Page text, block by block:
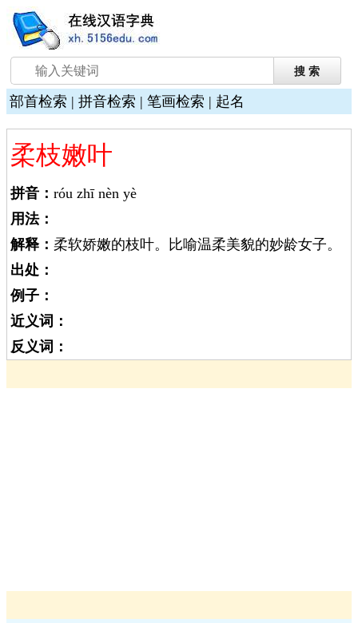
部首检索 | 拼音检索 | 笔画检索 | 起名
柔枝嫩叶
拼音： róu zhī nèn yè
用法：
解释： 柔软娇嫩的枝叶。比喻温柔美貌的妙龄女子。
出处：
例子：
近义词：
反义词：